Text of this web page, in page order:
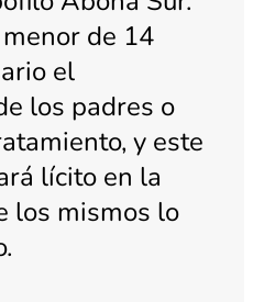
de 14
el
los padres o
y este
lícito en la
los mismos lo